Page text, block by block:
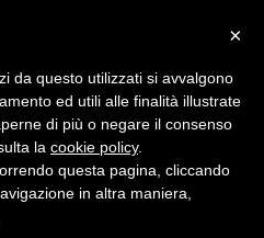
natalizie, La PR Soluzioni
Lunedì 30 Dicembre
Buone FesteDismiss
×
da questo utilizzati si avvalgono
ed utili alle finalità illustrate
di più o negare il consenso
la cookie policy.
questa pagina, cliccando
in altra maniera,